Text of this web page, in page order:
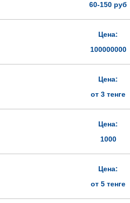
60-150 руб
Цена:
100000000
Цена:
от 3 тенге
Цена:
1000
Цена:
от 5 тенге